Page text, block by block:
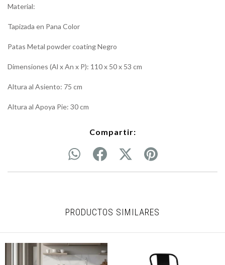
Material:
Tapizada en Pana Color
Patas Metal powder coating Negro
Dimensiones (Al x An x P): 110 x 50 x 53 cm
Altura al Asiento: 75 cm
Altura al Apoya Pie: 30 cm
Compartir:
PRODUCTOS SIMILARES